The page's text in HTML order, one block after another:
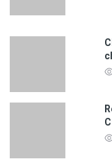
cho giao thông thời đại